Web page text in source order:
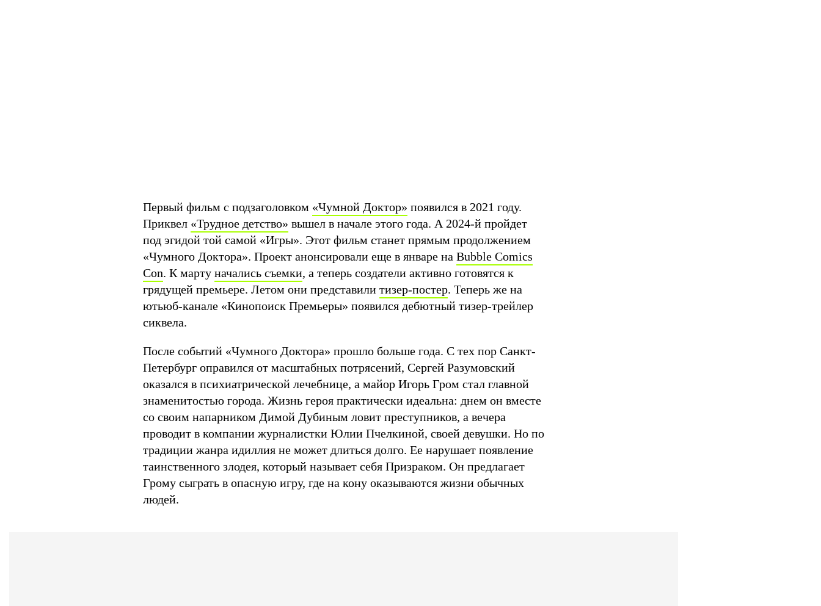
Первый фильм с подзаголовком «Чумной Доктор» появился в 2021 году.
Приквел «Трудное детство» вышел в начале этого года. А 2024-й пройдет
под эгидой той самой «Игры». Этот фильм станет прямым продолжением
«Чумного Доктора». Проект анонсировали еще в январе на Bubble Comics
Con. К марту начались съемки, а теперь создатели активно готовятся к
грядущей премьере. Летом они представили тизер-постер. Теперь же на
ютьюб-канале «Кинопоиск Премьеры» появился дебютный тизер-трейлер
сиквела.
После событий «Чумного Доктора» прошло больше года. С тех пор Санкт-
Петербург оправился от масштабных потрясений, Сергей Разумовский
оказался в психиатрической лечебнице, а майор Игорь Гром стал главной
знаменитостью города. Жизнь героя практически идеальна: днем он вместе
со своим напарником Димой Дубиным ловит преступников, а вечера
проводит в компании журналистки Юлии Пчелкиной, своей девушки. Но по
традиции жанра идиллия не может длиться долго. Ее нарушает появление
таинственного злодея, который называет себя Призраком. Он предлагает
Грому сыграть в опасную игру, где на кону оказываются жизни обычных
людей.